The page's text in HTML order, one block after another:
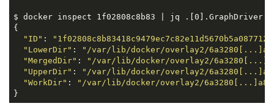
$ docker inspect 1f02808c8b83 | jq
{
"ID" :
"LowerDir" :
"/var/lib/docker/overlay2/
"MergedDir" :
"/var/lib/docker/overlay2/
"UpperDir" :
"/var/lib/docker/overlay2/
"WorkDir" :
"/var/lib/docker/overlay2/